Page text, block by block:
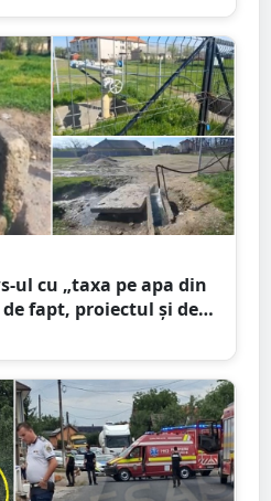
ul cu „taxa pe apa din
fapt, proiectul și de